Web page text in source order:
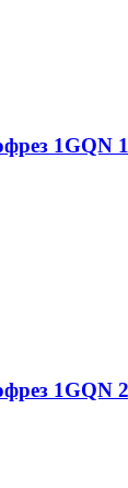
1GQN
1GQN